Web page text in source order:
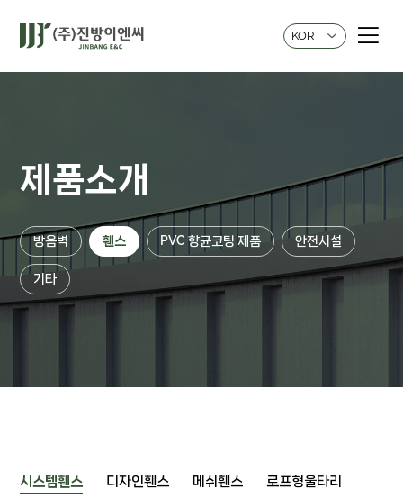
KOR
제품소개
방음벽 휀스 PVC 향균코팅 제품 안전시설
기타
시스템휀스 디자인휀스 메쉬휀스
로프형울타리